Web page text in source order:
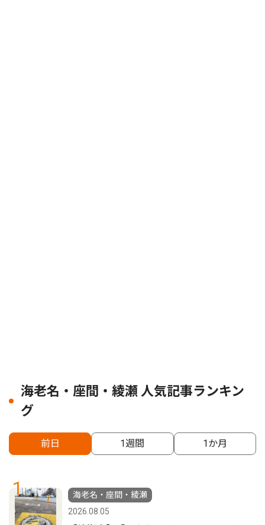
海老名・座間・綾瀬 人気記事ランキン
グ
前日 1週間 1か月
1
海老名・座間・綾瀬
2026.08.05